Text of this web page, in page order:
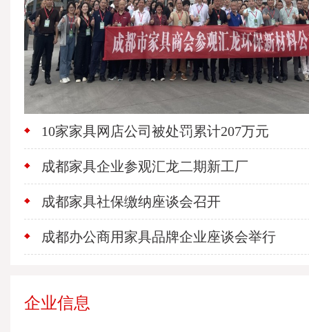
10家家具网店公司被处罚累计207万元
成都家具企业参观汇龙二期新工厂
成都家具社保缴纳座谈会召开
成都办公商用家具品牌企业座谈会举行
企业信息